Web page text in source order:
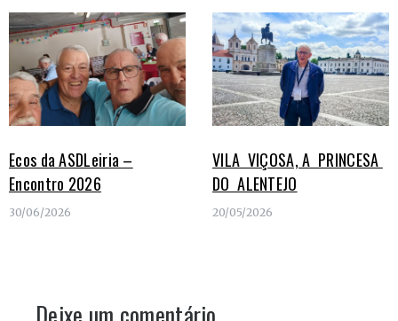
Ecos da ASDLeiria –
Encontro 2026
30/06/2026
VILA VIÇOSA, A PRINCESA
DO ALENTEJO
20/05/2026